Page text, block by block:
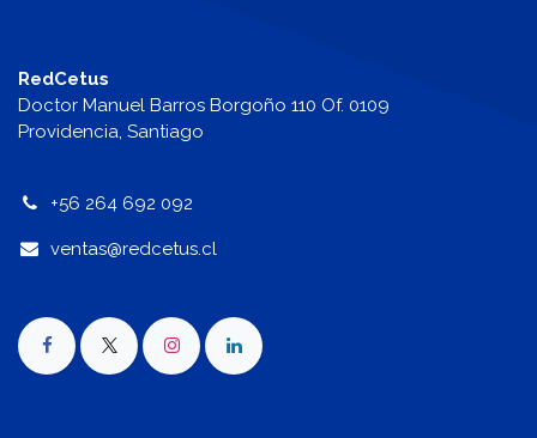
RedCetus
Doctor Manuel Barros Borgoño 110 Of. 0109
Providencia, Santiago
+56 264 692 092
ventas@redcetus.cl